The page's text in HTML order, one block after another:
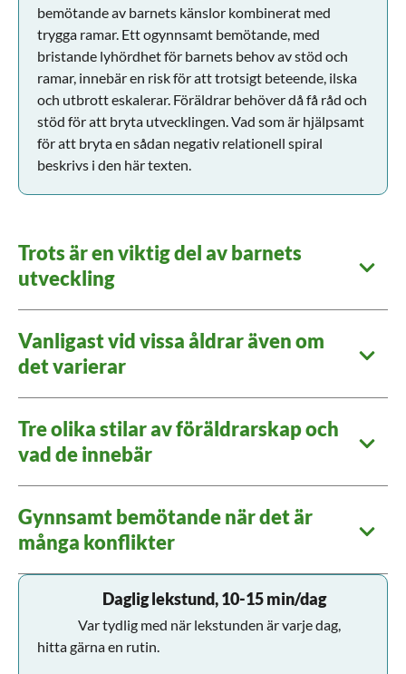
bemötande av barnets känslor kombinerat med
trygga ramar. Ett ogynnsamt bemötande, med
bristande lyhördhet för barnets behov av stöd och
ramar, innebär en risk för att trotsigt beteende, ilska
och utbrott eskalerar. Föräldrar behöver då få råd och
stöd för att bryta utvecklingen. Vad som är hjälpsamt
för att bryta en sådan negativ relationell spiral
beskrivs i den här texten.
Trots är en viktig del av barnets
utveckling
Vanligast vid vissa åldrar även om
det varierar
Tre olika stilar av föräldrarskap och
vad de innebär
Gynnsamt bemötande när det är
många konflikter
Daglig lekstund, 10-15 min/dag
Var tydlig med när lekstunden är varje dag,
hitta gärna en rutin.